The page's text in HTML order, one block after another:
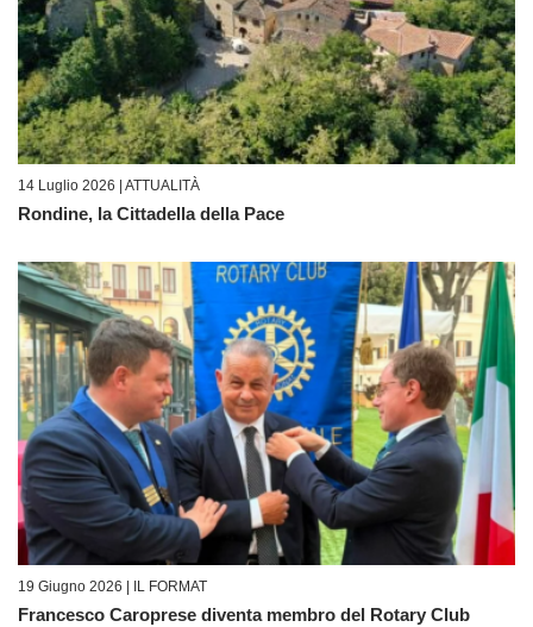
14 Luglio 2026 | ATTUALITÀ
Rondine, la Cittadella della Pace
19 Giugno 2026 | IL FORMAT
Francesco Caroprese diventa membro del Rotary Club